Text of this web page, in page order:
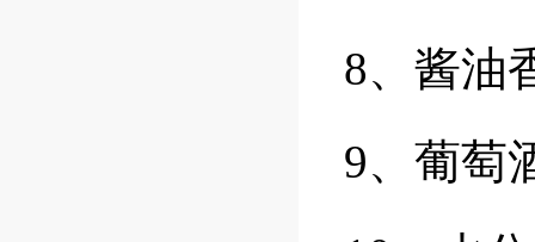
8、酱油
9、葡萄